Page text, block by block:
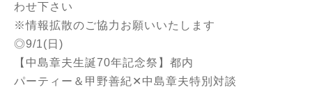
わせ下さい
※情報拡散のご協力お願いいたします
◎9/1(日)
【中島章夫生誕70年記念祭】都内
パーティー＆甲野善紀✕中島章夫特別対談